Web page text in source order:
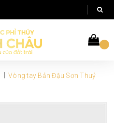
Vòng tay Bản Đậu Sơn Thuỷ